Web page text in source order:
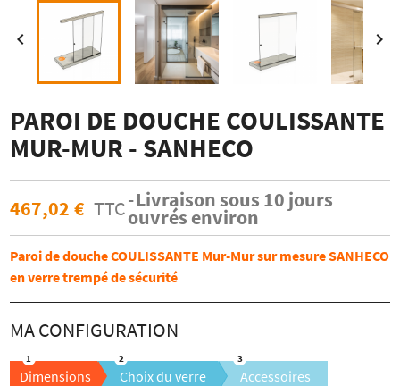
 
PAROI DE DOUCHE COULISSANTE
MUR-MUR - SANHECO
467,02 € TTC Livraison sous 10 jours
ouvrés environ
Paroi de douche COULISSANTE Mur-Mur sur mesure SANHECO
en verre trempé de sécurité
Dimensions Choix du verre Accessoires